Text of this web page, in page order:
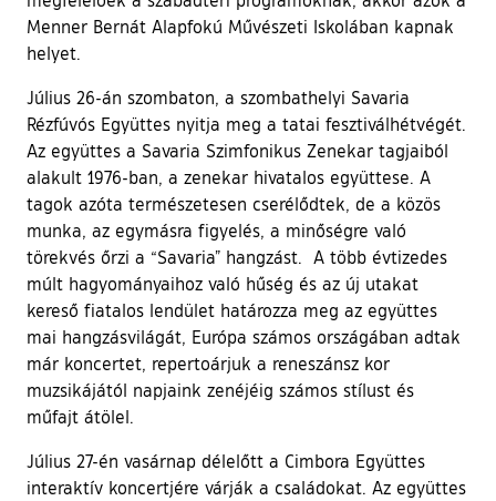
Menner Bernát Alapfokú Művészeti Iskolában kapnak
helyet.
Július 26-án szombaton, a szombathelyi Savaria
Rézfúvós Együttes nyitja meg a tatai fesztiválhétvégét.
Az együttes a Savaria Szimfonikus Zenekar tagjaiból
alakult 1976-ban, a zenekar hivatalos együttese. A
tagok azóta természetesen cserélődtek, de a közös
munka, az egymásra figyelés, a minőségre való
törekvés őrzi a “Savaria” hangzást. A több évtizedes
múlt hagyományaihoz való hűség és az új utakat
kereső fiatalos lendület határozza meg az együttes
mai hangzásvilágát, Európa számos országában adtak
már koncertet, repertoárjuk a reneszánsz kor
muzsikájától napjaink zenéjéig számos stílust és
műfajt átölel.
Július 27-én vasárnap délelőtt a Cimbora Együttes
interaktív koncertjére várják a családokat. Az együttes